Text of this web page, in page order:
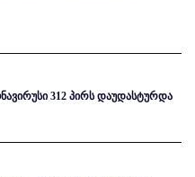
312 პირს დაუდასტურდა